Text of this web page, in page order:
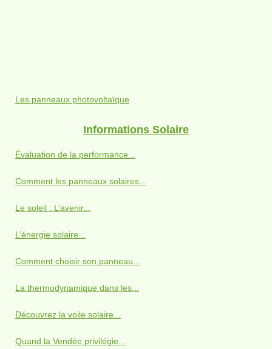
Les panneaux photovoltaïque
Informations Solaire
Évaluation de la performance...
Comment les panneaux solaires...
Le soleil : L’avenir...
L’énergie solaire...
Comment choisir son panneau...
La thermodynamique dans les...
Découvrez la voile solaire...
Quand la Vendée privilégie...